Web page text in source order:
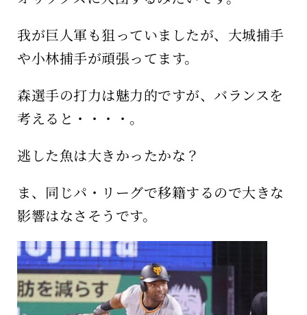
我が巨人軍も狙っていましたが、大城捕手
や小林捕手が頑張ってます。
森選手の打力は魅力的ですが、バランスを
考えると・・・・。
逃した魚は大きかったかな？
ま、同じパ・リーグで移籍するので大きな
影響はなさそうです。